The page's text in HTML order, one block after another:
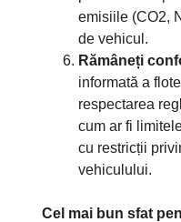
emisiile (CO2,
de vehicul.
Rămâneți
informată a
respectarea
cum ar fi
cu restricții
vehiculului.
Cel mai bun sfat